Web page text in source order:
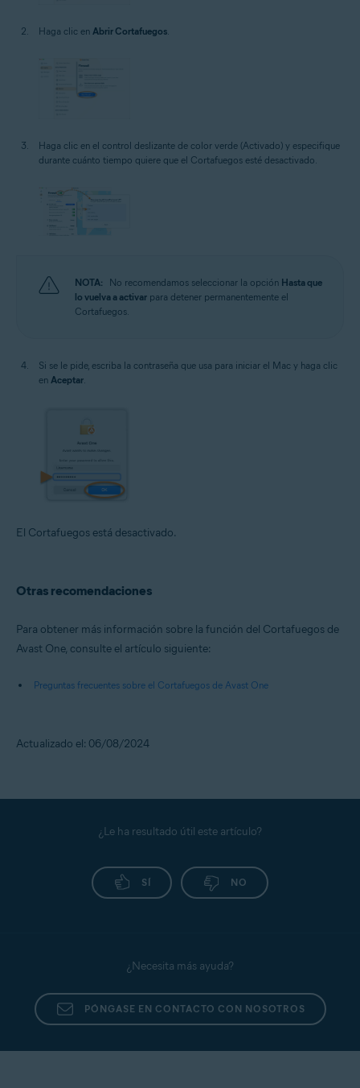
Haga clic en Abrir Cortafuegos.
Haga clic en el control deslizante de color verde (Activado) y especifique
durante cuánto tiempo quiere que el Cortafuegos esté desactivado.
NOTA: No recomendamos seleccionar la opción Hasta que
lo vuelva a activar para detener permanentemente el
Cortafuegos.
Si se le pide, escriba la contraseña que usa para iniciar el Mac y haga clic
en Aceptar
El Cortafuegos está desactivado.
Otras recomendaciones
Para obtener más información sobre la función del Cortafuegos de
Avast One, consulte el artículo siguiente:
Preguntas frecuentes sobre el Cortafuegos de Avast One
Actualizado el: 06/08/2024
¿Le ha resultado útil este artículo?
SÍ NO
¿Necesita más ayuda?
PÓNGASE EN CONTACTO CON NOSOTROS